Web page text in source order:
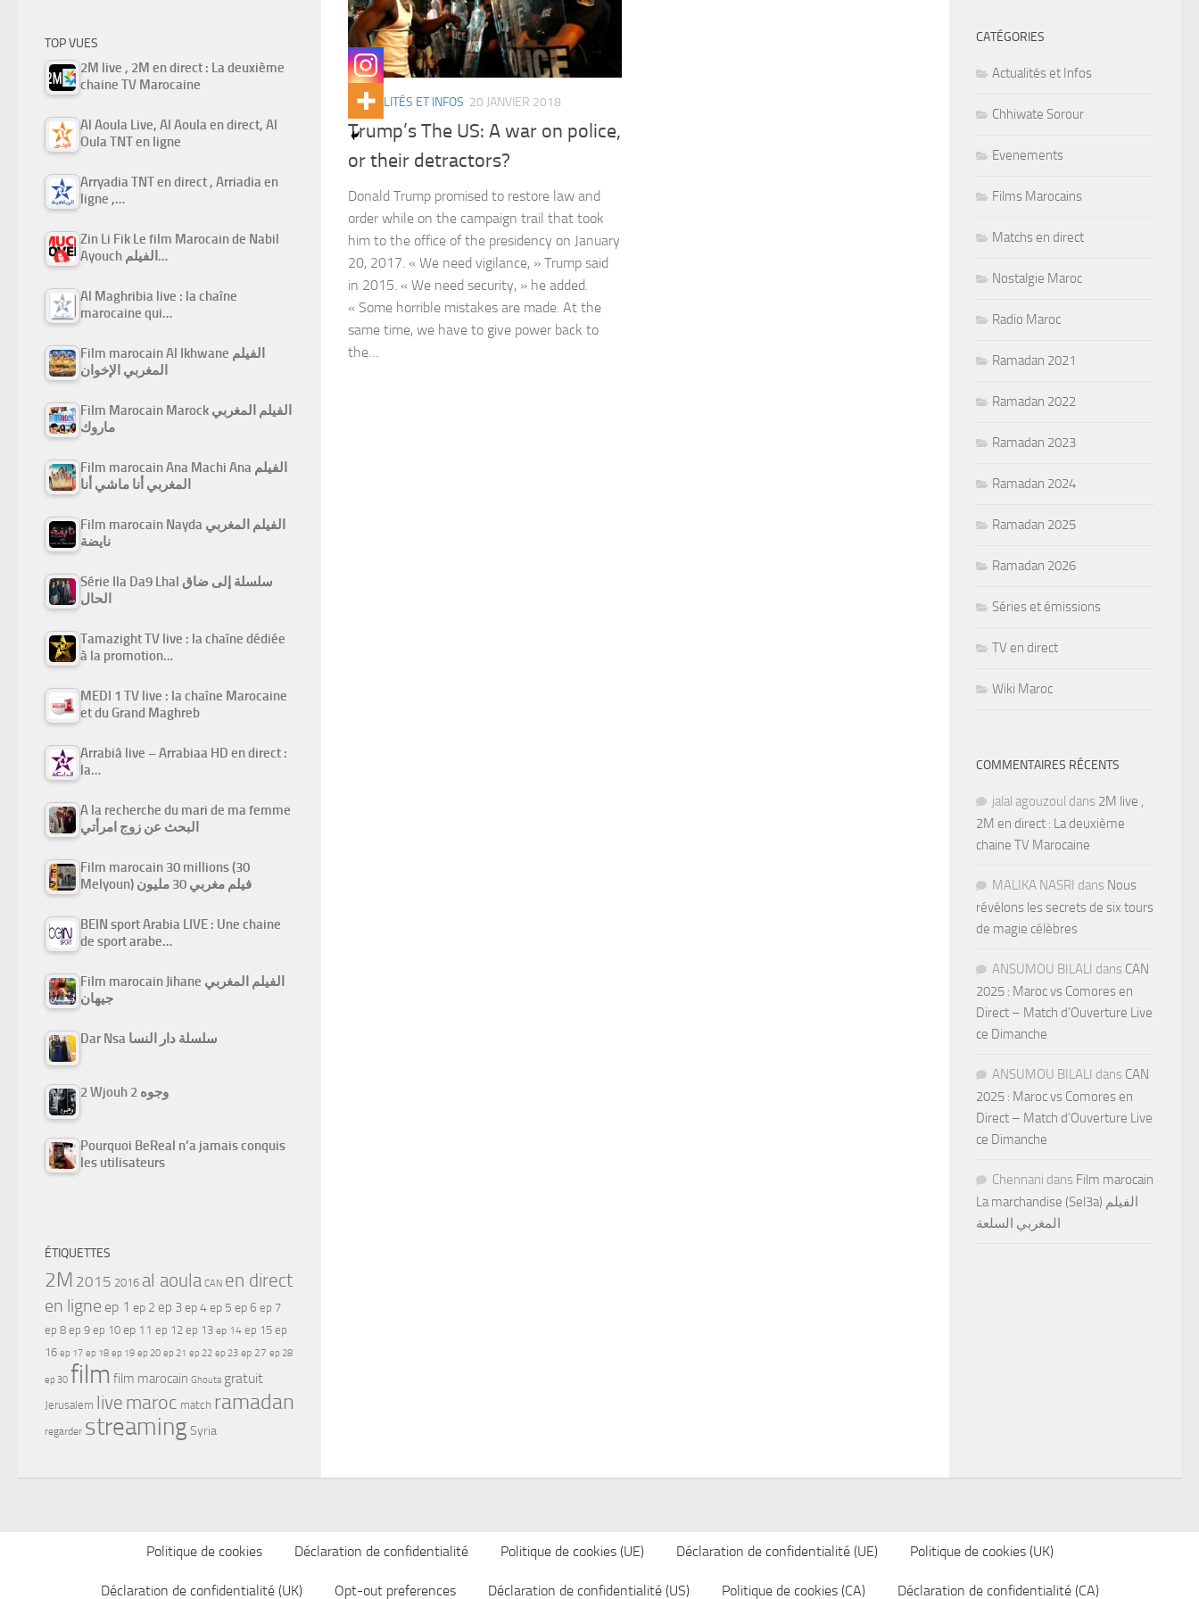
ACTUALITÉS ET INFOS 20 JANVIER 2018
Trump’s The US: A war on police,
or their detractors?
Donald Trump promised to restore law and
order while on the campaign trail that took
him to the office of the presidency on January
20, 2017. « We need vigilance, » Trump said
in 2015. « We need security, » he added.
« Some horrible mistakes are made. At the
same time, we have to give power back to
the…
TOP VUES
2M live , 2M en direct : La deuxième
chaine TV Marocaine
Al Aoula Live, Al Aoula en direct, Al
Oula TNT en ligne
Arryadia TNT en direct , Arriadia en
ligne ,…
Zin Li Fik Le film Marocain de Nabil
Ayouch الفيلم…
Al Maghribia live : la chaîne
marocaine qui…
Film marocain Al Ikhwane الفيلم
المغربي الإخوان
Film Marocain Marock الفيلم المغربي
ماروك
Film marocain Ana Machi Ana الفيلم
المغربي أنا ماشي أنا
Film marocain Nayda الفيلم المغربي
نايضة
Série Ila Da9 Lhal سلسلة إلى ضاق
الحال
Tamazight TV live : la chaîne dédiée
à la promotion…
MEDI 1 TV live : la chaîne Marocaine
et du Grand Maghreb
Arrabiâ live – Arrabiaa HD en direct :
la…
A la recherche du mari de ma femme
البحث عن زوج امرأتي
Film marocain 30 millions (30
Melyoun) فيلم مغربي 30 مليون
BEIN sport Arabia LIVE : Une chaine
de sport arabe…
Film marocain Jihane الفيلم المغربي
جيهان
Dar Nsa سلسلة دار النسا
2 Wjouh 2 وجوه
Pourquoi BeReal n’a jamais conquis
les utilisateurs
ÉTIQUETTES
2M 2015 2016 al aoula CAN en direct
en ligne ep 1 ep 2 ep 3ep 4ep 5 ep 6 ep 7
ep 8 ep 9 ep 10 ep 11 ep 12 ep 13 ep 14 ep 15 ep
16 ep 17 ep 18 ep 19 ep 20 ep 21 ep 22 ep 23 ep 27 ep 28
ep 30 film film marocain Ghouta gratuit
Jerusalem live maroc match ramadan
regarder streamingSyria
CATÉGORIES
Actualités et Infos
Chhiwate Sorour
Evenements
Films Marocains
Matchs en direct
Nostalgie Maroc
Radio Maroc
Ramadan 2021
Ramadan 2022
Ramadan 2023
Ramadan 2024
Ramadan 2025
Ramadan 2026
Séries et émissions
TV en direct
Wiki Maroc
COMMENTAIRES RÉCENTS
jalal agouzoul dans 2M live ,
2M en direct : La deuxième
chaine TV Marocaine
MALIKA NASRI dans Nous
révélons les secrets de six tours
de magie célèbres
ANSUMOU BILALI dans CAN
2025 : Maroc vs Comores en
Direct – Match d’Ouverture Live
ce Dimanche
ANSUMOU BILALI dans CAN
2025 : Maroc vs Comores en
Direct – Match d’Ouverture Live
ce Dimanche
Chennani dans Film marocain
La marchandise (Sel3a) الفيلم
المغربي السلعة
Politique de cookies Déclaration de confidentialité Politique de cookies (UE) Déclaration de confidentialité (UE) Politique de cookies (UK)
Déclaration de confidentialité (UK) Opt-out preferences Déclaration de confidentialité (US) Politique de cookies (CA) Déclaration de confidentialité (CA)